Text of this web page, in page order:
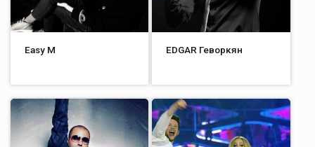
Easy M EDGAR Геворкян